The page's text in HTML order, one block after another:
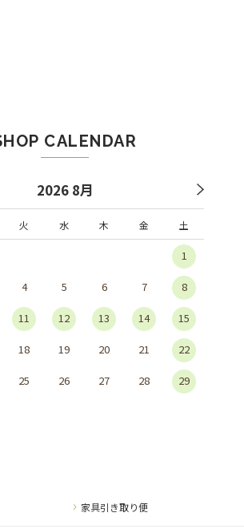
CALENDAR
2026 8月
火 水 木 金 土
1
4 5 6 7 8
11 12 13 14 15
18 19 20 21 22
25 26 27 28 29
家具引き取り便